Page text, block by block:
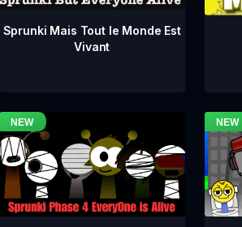
Sprunki Mais Tout le Monde Est
Vivant